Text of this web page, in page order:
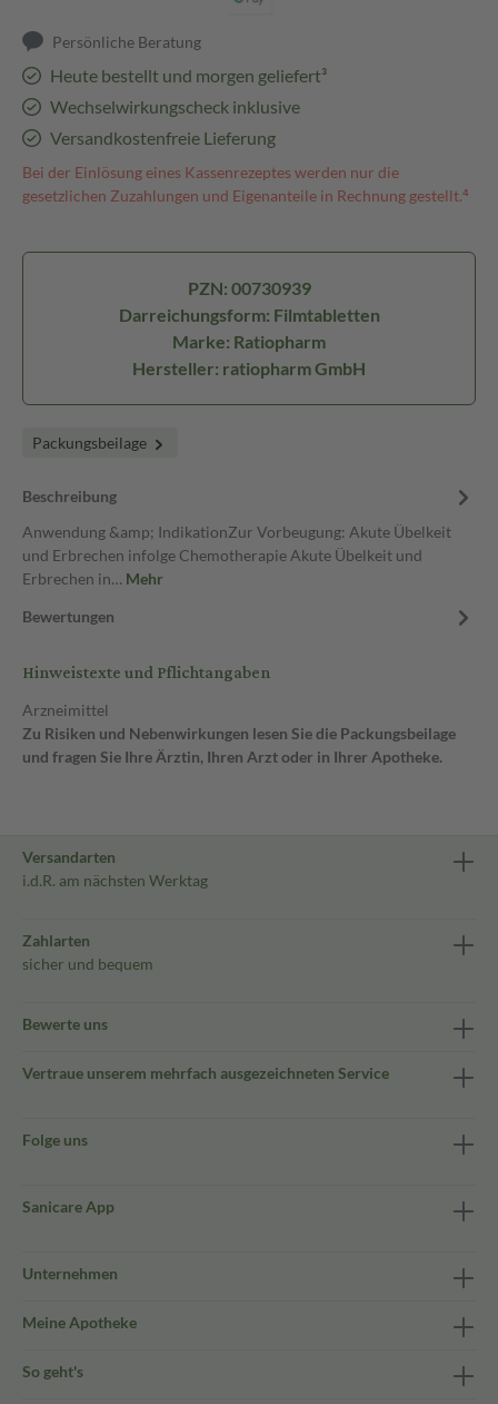
Persönliche Beratung
Heute bestellt und morgen geliefert³
Wechselwirkungscheck inklusive
Versandkostenfreie Lieferung
Bei der Einlösung eines Kassenrezeptes werden nur die
gesetzlichen Zuzahlungen und Eigenanteile in Rechnung gestellt.⁴
PZN: 00730939
Darreichungsform: Filmtabletten
Marke: Ratiopharm
Hersteller: ratiopharm GmbH
Packungsbeilage
Beschreibung
Anwendung &amp; IndikationZur Vorbeugung: Akute Übelkeit
und Erbrechen infolge Chemotherapie Akute Übelkeit und
Erbrechen in… Mehr
Bewertungen
Hinweistexte und Pflichtangaben
Arzneimittel
Zu Risiken und Nebenwirkungen lesen Sie die Packungsbeilage
und fragen Sie Ihre Ärztin, Ihren Arzt oder in Ihrer Apotheke.
Versandarten
i.d.R. am nächsten Werktag
Zahlarten
sicher und bequem
Bewerte uns
Vertraue unserem mehrfach ausgezeichneten Service
Folge uns
Sanicare App
Unternehmen
Meine Apotheke
So geht's